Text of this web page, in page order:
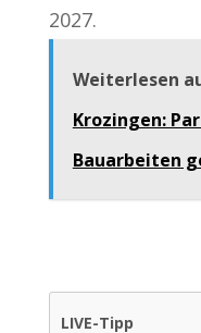
2027.
Weiterlesen
Krozingen:
Bauarbeiten
LIVE-Tipp